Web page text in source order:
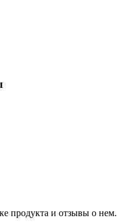
продукта и отзывы о нем.